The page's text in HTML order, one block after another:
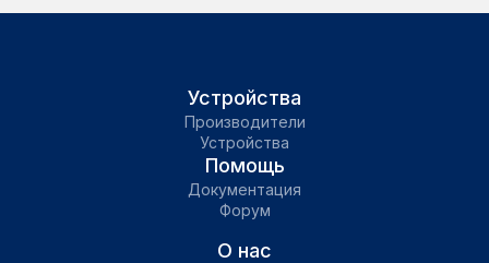
Устройства
Производители
Устройства
Помощь
Документация
Форум
О нас